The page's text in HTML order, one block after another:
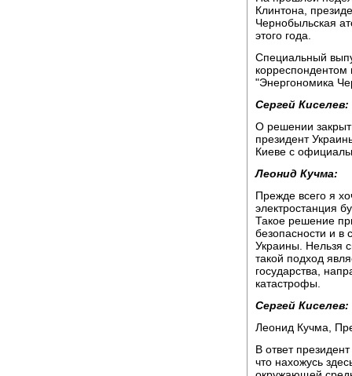
Клинтона,
Чернобыльская
этого года.
Специальный
"Энергономика
Сергей Киселев:
О решении
президент
Киеве с
Леонид Кучма:
Прежде всего я
электростанция
Такое решение
безопасности и в
Украины. Нельзя
такой подход
государства,
катастрофы.
Сергей Киселев:
Леонид Кучма,
В ответ
что нахожусь